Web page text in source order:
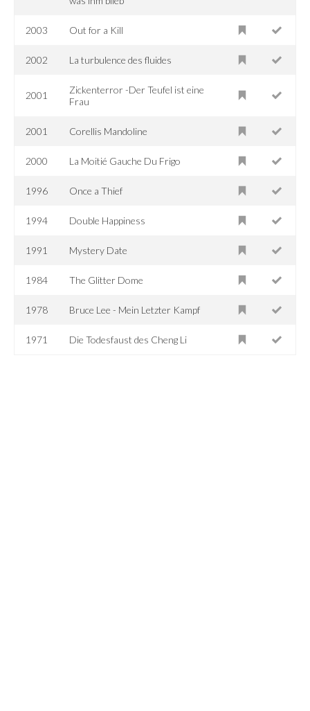
2003 Out for a Kill
2002 La turbulence des fluides
2001
Zickenterror -Der Teufel ist eine
Frau
2001 Corellis Mandoline
2000 La Moitié Gauche Du Frigo
1996 Once a Thief
1994 Double Happiness
1991 Mystery Date
1984 The Glitter Dome
1978 Bruce Lee - Mein Letzter Kampf
1971 Die Todesfaust des Cheng Li